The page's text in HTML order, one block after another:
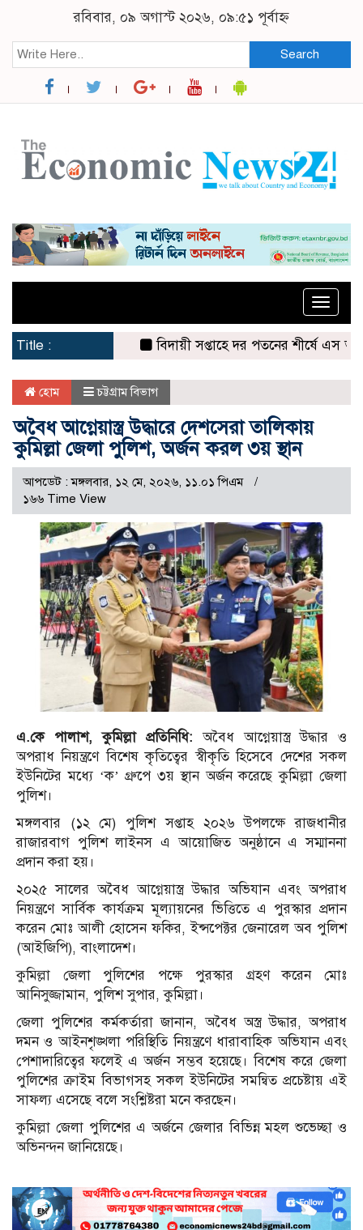
রবিবার, ০৯ অগাস্ট ২০২৬, ০৯:৫১ পূর্বাহ্ন
Search
Toggle
Title :
বিদায়ী সপ্তাহে দর পতনের শীর্ষে এস আলম
হোম চট্টগ্রাম বিভাগ
অবৈধ আগ্নেয়াস্ত্র উদ্ধারে দেশসেরা তালিকায়
কুমিল্লা জেলা পুলিশ, অর্জন করল ৩য় স্থান
আপডেট : মঙ্গলবার, ১২ মে, ২০২৬, ১১.০১ পিএম
১৬৬ Time View
এ.কে পালাশ, কুমিল্লা প্রতিনিধি: অবৈধ আগ্নেয়াস্ত্র উদ্ধার ও
অপরাধ নিয়ন্ত্রণে বিশেষ কৃতিত্বের স্বীকৃতি হিসেবে দেশের সকল
ইউনিটের মধ্যে ‘ক’ গ্রুপে ৩য় স্থান অর্জন করেছে কুমিল্লা জেলা
পুলিশ।
মঙ্গলবার (১২ মে) পুলিশ সপ্তাহ ২০২৬ উপলক্ষে রাজধানীর
রাজারবাগ পুলিশ লাইনস এ আয়োজিত অনুষ্ঠানে এ সম্মাননা
প্রদান করা হয়।
২০২৫ সালের অবৈধ আগ্নেয়াস্ত্র উদ্ধার অভিযান এবং অপরাধ
নিয়ন্ত্রণে সার্বিক কার্যক্রম মূল্যায়নের ভিত্তিতে এ পুরস্কার প্রদান
করেন মোঃ আলী হোসেন ফকির, ইন্সপেক্টর জেনারেল অব পুলিশ
(আইজিপি), বাংলাদেশ।
কুমিল্লা জেলা পুলিশের পক্ষে পুরস্কার গ্রহণ করেন মোঃ
আনিসুজ্জামান, পুলিশ সুপার, কুমিল্লা।
জেলা পুলিশের কর্মকর্তারা জানান, অবৈধ অস্ত্র উদ্ধার, অপরাধ
দমন ও আইনশৃঙ্খলা পরিস্থিতি নিয়ন্ত্রণে ধারাবাহিক অভিযান এবং
পেশাদারিত্বের ফলেই এ অর্জন সম্ভব হয়েছে। বিশেষ করে জেলা
পুলিশের ক্রাইম বিভাগসহ সকল ইউনিটের সমন্বিত প্রচেষ্টায় এই
সাফল্য এসেছে বলে সংশ্লিষ্টরা মনে করছেন।
কুমিল্লা জেলা পুলিশের এ অর্জনে জেলার বিভিন্ন মহল শুভেচ্ছা ও
অভিনন্দন জানিয়েছে।